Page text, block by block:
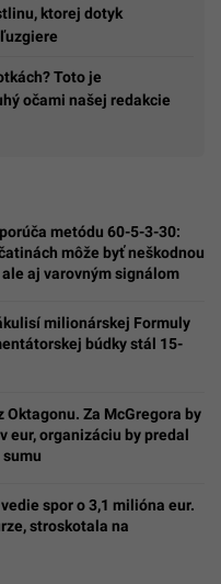
ktorej dotyk
Toto je
očami našej redakcie
metódu 60-5-3-30:
môže byť neškodnou
aj varovným signálom
milionárskej Formuly
búdky stál 15-
Oktagonu. Za McGregora by
eur, organizáciu by predal
spor o 3,1 milióna eur.
stroskotala na